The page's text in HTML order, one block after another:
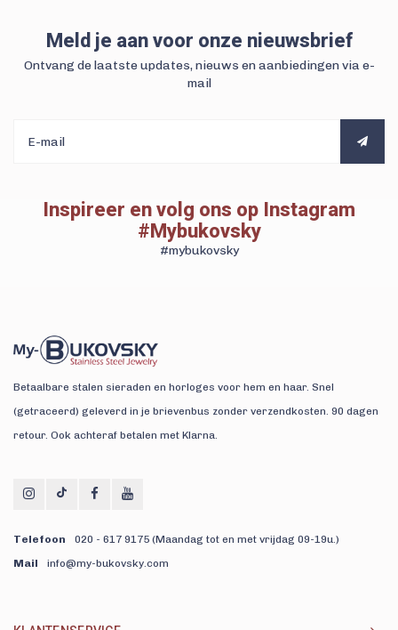
Meld je aan voor onze nieuwsbrief
Ontvang de laatste updates, nieuws en aanbiedingen via e-
mail
Inspireer en volg ons op Instagram
#Mybukovsky
#mybukovsky
Betaalbare stalen sieraden en horloges voor hem en haar. Snel
(getraceerd) geleverd in je brievenbus zonder verzendkosten. 90 dagen
retour. Ook achteraf betalen met Klarna.
Telefoon
020 - 617 9175 (Maandag tot en met vrijdag 09-19u.)
Mail
info@my-bukovsky.com